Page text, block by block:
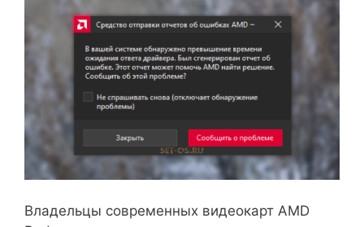
Владельцы современных видеокарт AMD